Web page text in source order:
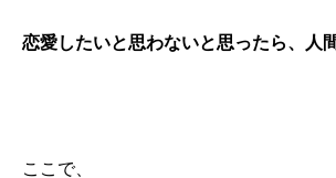
恋愛したいと思わないと思ったら、人
ここで、